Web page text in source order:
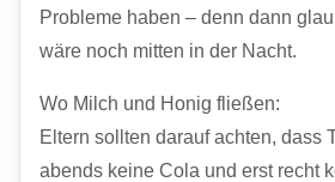
Probleme haben – denn dann
wäre noch mitten in der Nacht.
Wo Milch und Honig fließen:
Eltern sollten darauf achten, dass
abends keine Cola und erst recht